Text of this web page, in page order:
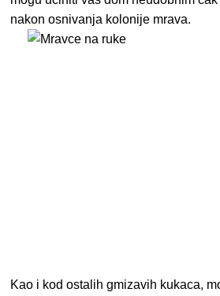
nakon osnivanja kolonije mrava.
Kao i kod ostalih gmizavih kukaca,